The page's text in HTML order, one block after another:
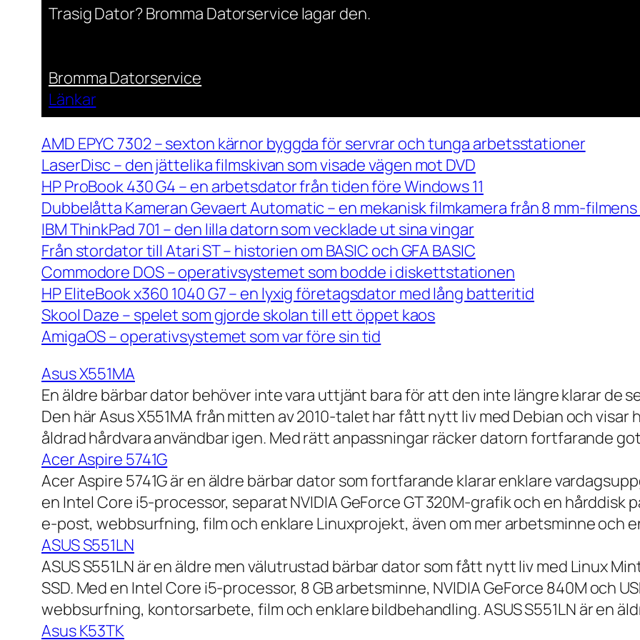
Trasig Dator? Bromma Datorservice lagar den.
Bromma Datorservice
Länkar
AMD EPYC 7302 – sexton kärnor byggda för servrar och tunga arbetsstationer
LaserDisc – den jättelika filmskivan som visade vägen mot DVD
HP ProBook 430 G4 – en arbetsdator från tiden före Windows 11
Dubbelåtta Kameran Gevaert Automatic – en mekanisk filmkamera från 8 mm-
IBM ThinkPad 701 – den lilla datorn som vecklade ut sina vingar
Från stordator till Atari ST – historien om BASIC och GFA BASIC
Commodore DOS – operativsystemet som bodde i diskettstationen
HP EliteBook x360 1040 G7 – en lyxig företagsdator med lång batteritid
Skool Daze – spelet som gjorde skolan till ett öppet kaos
AmigaOS – operativsystemet som var före sin tid
Asus X551MA
En äldre bärbar dator behöver inte vara uttjänt bara för att den inte längre klarar de
Den här Asus X551MA från mitten av 2010-talet har fått nytt liv med Debian och visar
åldrad hårdvara användbar igen. Med rätt anpassningar räcker datorn fortfarande
Acer Aspire 5741G
Acer Aspire 5741G är en äldre bärbar dator som fortfarande klarar enklare
en Intel Core i5-processor, separat NVIDIA GeForce GT 320M-grafik och en hårddisk
e-post, webbsurfning, film och enklare Linuxprojekt, även om mer arbetsminne och
ASUS S551LN
ASUS S551LN är en äldre men välutrustad bärbar dator som fått nytt liv med Linux
SSD. Med en Intel Core i5-processor, 8 GB arbetsminne, NVIDIA GeForce 840M och
webbsurfning, kontorsarbete, film och enklare bildbehandling. ASUS S551LN är en
Asus K53TK